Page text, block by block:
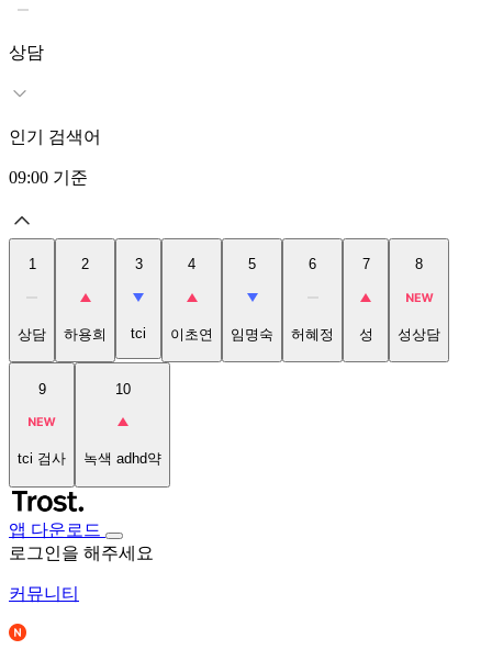
상담
인기 검색어
09:00 기준
1
상담
2
하용희
3
tci
4
이초연
5
임명숙
6
허혜정
7
성
8
성상담
9
tci 검사
10
녹색 adhd약
앱 다운로드
로그인을 해주세요
커뮤니티